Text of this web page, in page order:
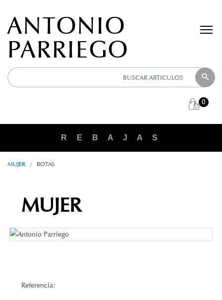
ANTONIO
PARRIEGO
0
R E B A J A S
MUJER / BOTAS
MUJER
Referencia: